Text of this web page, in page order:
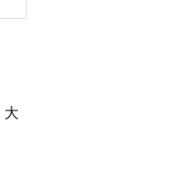
大